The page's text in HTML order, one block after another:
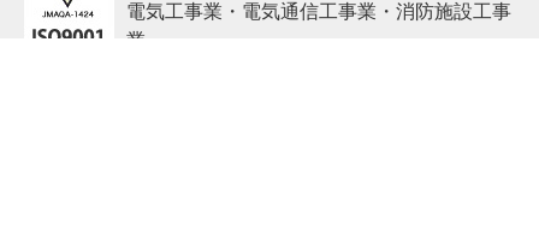
電気工事業・電気通信工事業・消防施設工事
業